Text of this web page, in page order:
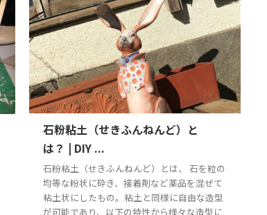
石粉粘土（せきふんねんど）と
は？ | DIY ...
石粉粘土（せきふんねんど）とは、 石を粒の
均等な粉状に砕き、接着剤など薬品を混ぜて
粘土状にしたもの。粘土と同様に自由な造型
が可能であり、以下の特性から様々な造型に